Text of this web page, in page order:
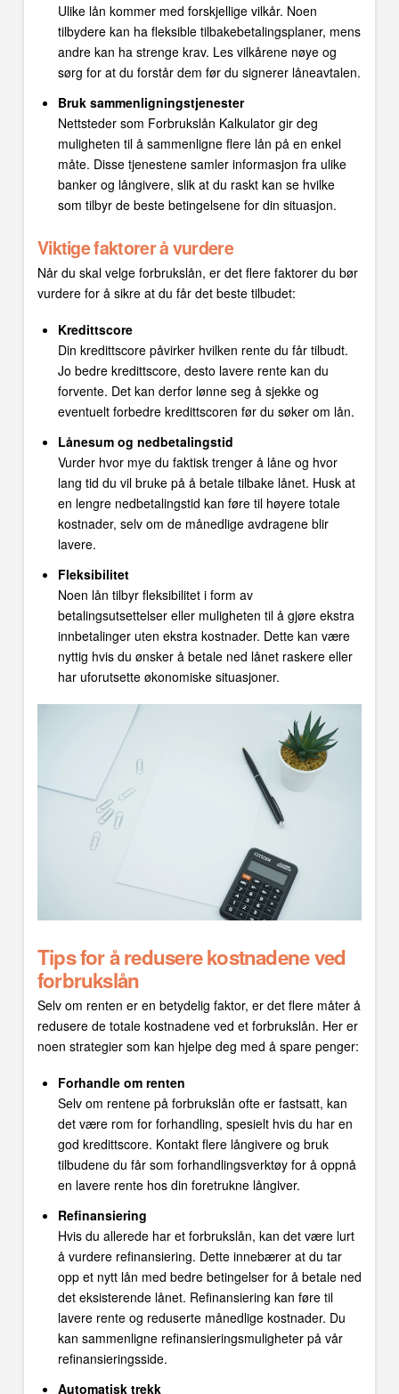
Ulike lån kommer med forskjellige vilkår. Noen
tilbydere kan ha fleksible tilbakebetalingsplaner, mens
andre kan ha strenge krav. Les vilkårene nøye og
sørg for at du forstår dem før du signerer låneavtalen.
Bruk sammenligningstjenester
Nettsteder som Forbrukslån Kalkulator gir deg
muligheten til å sammenligne flere lån på en enkel
måte. Disse tjenestene samler informasjon fra ulike
banker og långivere, slik at du raskt kan se hvilke
som tilbyr de beste betingelsene for din situasjon.
Viktige faktorer å vurdere
Når du skal velge forbrukslån, er det flere faktorer du bør
vurdere for å sikre at du får det beste tilbudet:
Kredittscore
Din kredittscore påvirker hvilken rente du får tilbudt.
Jo bedre kredittscore, desto lavere rente kan du
forvente. Det kan derfor lønne seg å sjekke og
eventuelt forbedre kredittscoren før du søker om lån.
Lånesum og nedbetalingstid
Vurder hvor mye du faktisk trenger å låne og hvor
lang tid du vil bruke på å betale tilbake lånet. Husk at
en lengre nedbetalingstid kan føre til høyere totale
kostnader, selv om de månedlige avdragene blir
lavere.
Fleksibilitet
Noen lån tilbyr fleksibilitet i form av
betalingsutsettelser eller muligheten til å gjøre ekstra
innbetalinger uten ekstra kostnader. Dette kan være
nyttig hvis du ønsker å betale ned lånet raskere eller
har uforutsette økonomiske situasjoner.
Tips for å redusere kostnadene ved
forbrukslån
Selv om renten er en betydelig faktor, er det flere måter å
redusere de totale kostnadene ved et forbrukslån. Her er
noen strategier som kan hjelpe deg med å spare penger:
Forhandle om renten
Selv om rentene på forbrukslån ofte er fastsatt, kan
det være rom for forhandling, spesielt hvis du har en
god kredittscore. Kontakt flere långivere og bruk
tilbudene du får som forhandlingsverktøy for å oppnå
en lavere rente hos din foretrukne långiver.
Refinansiering
Hvis du allerede har et forbrukslån, kan det være lurt
å vurdere refinansiering. Dette innebærer at du tar
opp et nytt lån med bedre betingelser for å betale ned
det eksisterende lånet. Refinansiering kan føre til
lavere rente og reduserte månedlige kostnader. Du
kan sammenligne refinansieringsmuligheter på vår
refinansieringsside.
Automatisk trekk